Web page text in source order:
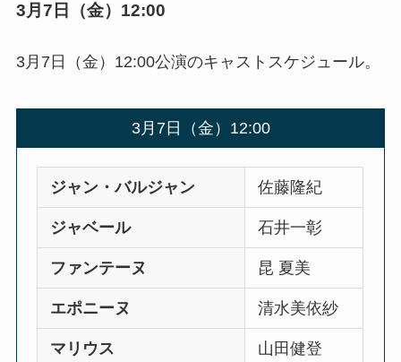
3月7日（金）12:00
3月7日（金）12:00公演のキャストスケジュール。
3月7日（金）12:00
ジャン・バルジャン 佐藤隆紀
ジャベール 石井一彰
ファンテーヌ 昆 夏美
エポニーヌ 清水美依紗
マリウス 山田健登